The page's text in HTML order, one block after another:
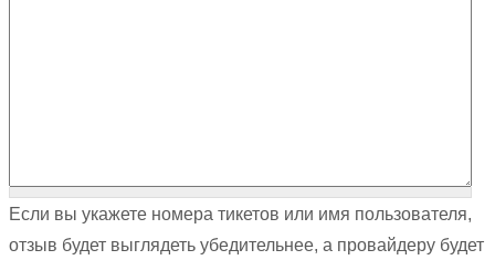
Если вы укажете номера тикетов или имя пользователя,
отзыв будет выглядеть убедительнее, а провайдеру будет